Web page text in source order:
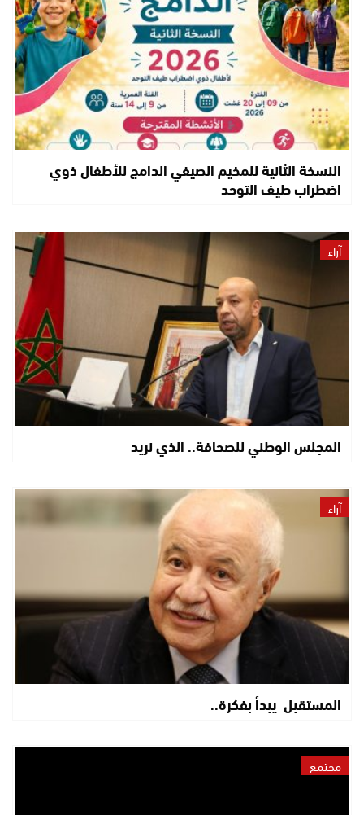
النسخة الثانية للمخيم الصيفي الدامج للأطفال ذوي
اضطراب طيف التوحد
آراء
المجلس الوطني للصحافة.. الذي نريد
آراء
المستقبل يبدأ بفكرة..
مجتمع